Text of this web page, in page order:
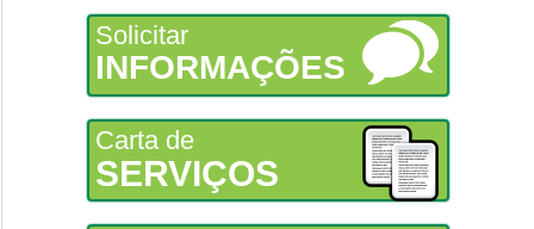
Solicitar
INFORMAÇÕES
Carta de
SERVIÇOS